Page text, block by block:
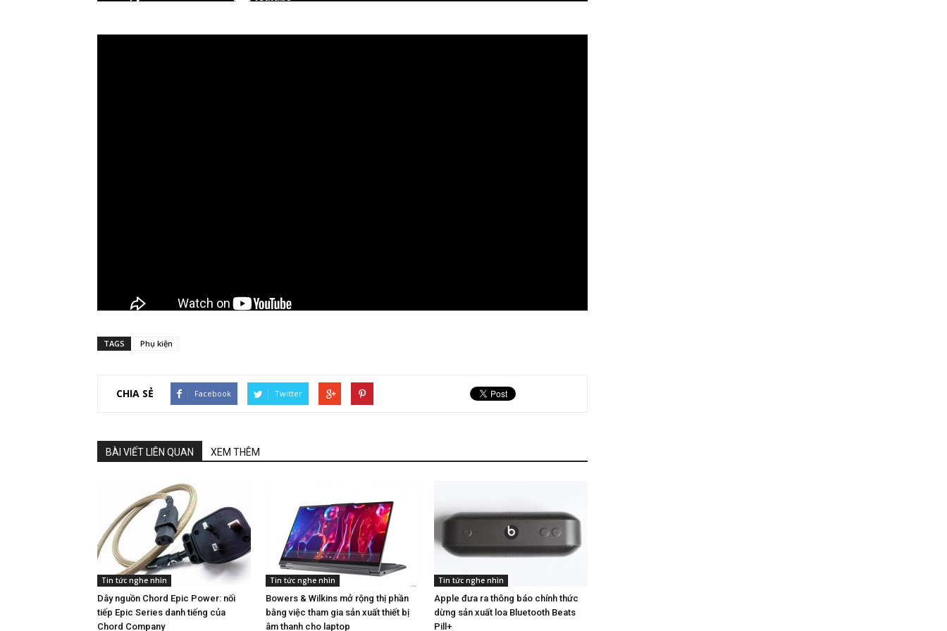
TAGS Phụ kiện
CHIA SẺ Facebook Twitter
BÀI VIẾT LIÊN QUAN XEM THÊM
Tin tức nghe nhìn
Dây nguồn Chord Epic Power: nối
tiếp Epic Series danh tiếng của
Chord Company
Tin tức nghe nhìn
Bowers & Wilkins mở rộng thị phần
bằng việc tham gia sản xuất thiết bị
âm thanh cho laptop
Tin tức nghe nhìn
Apple đưa ra thông báo chính thức
dừng sản xuất loa Bluetooth Beats
Pill+